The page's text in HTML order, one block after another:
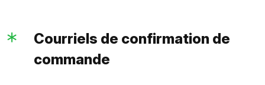
Courriels de confirmation de
commande